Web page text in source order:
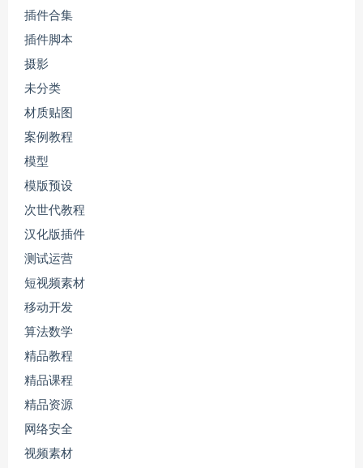
插件合集
插件脚本
摄影
未分类
材质贴图
案例教程
模型
模版预设
次世代教程
汉化版插件
测试运营
短视频素材
移动开发
算法数学
精品教程
精品课程
精品资源
网络安全
视频素材